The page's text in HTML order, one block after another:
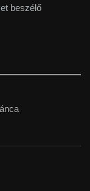
beszélő